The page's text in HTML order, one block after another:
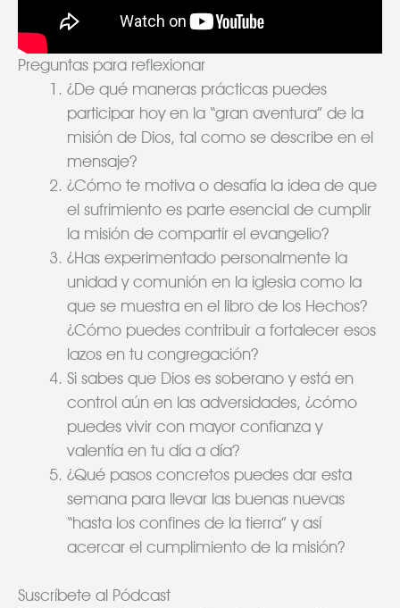
Preguntas para reflexionar
¿De qué maneras prácticas puedes
participar hoy en la “gran aventura” de la
misión de Dios, tal como se describe en el
mensaje?
¿Cómo te motiva o desafía la idea de que
el sufrimiento es parte esencial de cumplir
la misión de compartir el evangelio?
¿Has experimentado personalmente la
unidad y comunión en la iglesia como la
que se muestra en el libro de los Hechos?
¿Cómo puedes contribuir a fortalecer esos
lazos en tu congregación?
Si sabes que Dios es soberano y está en
control aún en las adversidades, ¿cómo
puedes vivir con mayor confianza y
valentía en tu día a día?
¿Qué pasos concretos puedes dar esta
semana para llevar las buenas nuevas
“hasta los confines de la tierra” y así
acercar el cumplimiento de la misión?
Suscríbete al Pódcast